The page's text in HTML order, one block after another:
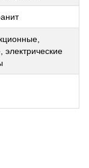
электрические